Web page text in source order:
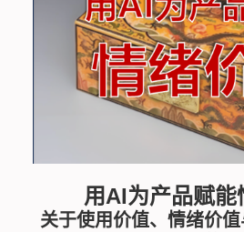
用AI为产品赋能
关于使用价值、情绪价